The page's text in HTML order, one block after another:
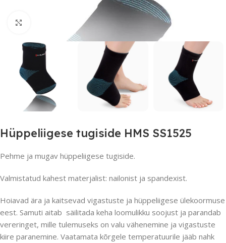
Suurendamiseks klõpsake
Hüppeliigese tugiside HMS SS1525
Pehme ja mugav hüppeliigese tugiside.
Valmistatud kahest materjalist: nailonist ja spandexist.
Hoiavad ära ja kaitsevad vigastuste ja hüppeliigese ülekoormuse
eest. Samuti aitab säilitada keha loomulikku soojust ja parandab
vereringet, mille tulemuseks on valu vähenemine ja vigastuste
kiire paranemine. Vaatamata kõrgele temperatuurile jääb nahk